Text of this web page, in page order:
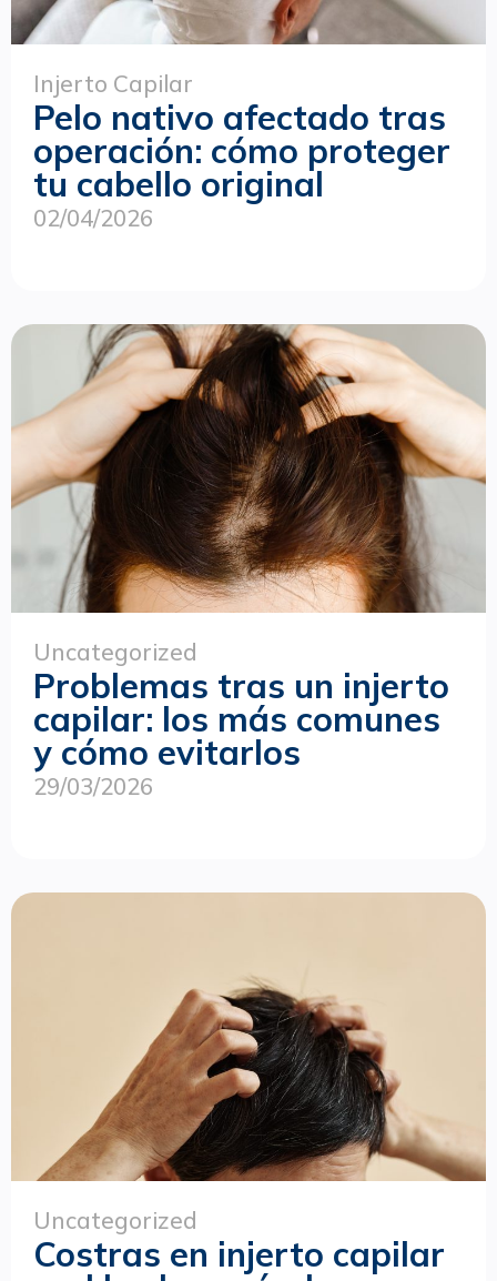
Injerto Capilar
Pelo nativo afectado tras
operación: cómo proteger
tu cabello original
02/04/2026
Uncategorized
Problemas tras un injerto
capilar: los más comunes
y cómo evitarlos
29/03/2026
Uncategorized
Costras en injerto capilar